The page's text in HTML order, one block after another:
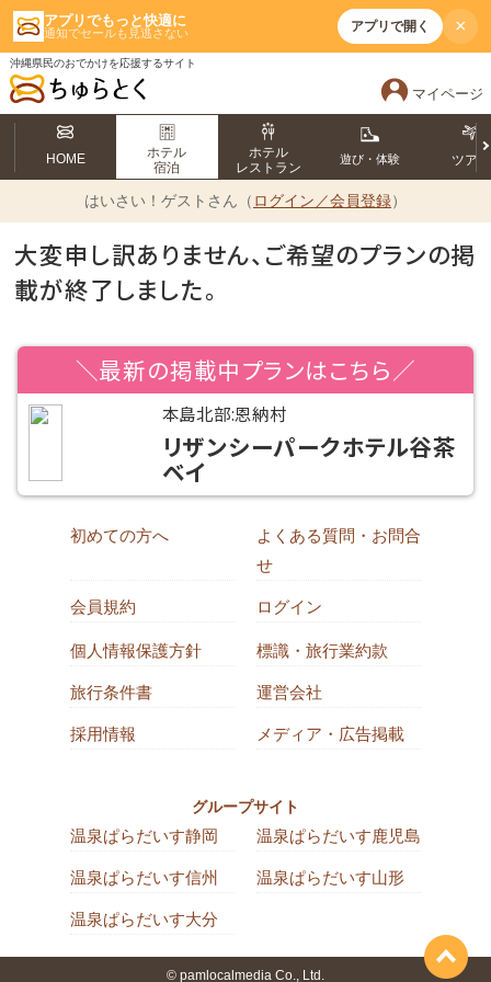
アプリでもっと快適に
通知でセールも見逃さない アプリで開く ×
沖縄県民のおでかけを応援するサイト
マイページ
HOME
ホテル
宿泊
ホテル
レストラン
遊び・体験 ツアー
はいさい！ ゲストさん（ ログイン／会員登録）
大変申し訳ありません、ご希望のプランの掲
載が終了しました。
＼最新の掲載中プランはこちら／
本島北部:恩納村
リザンシーパークホテル谷茶
ベイ
初めての方へ
よくある質問・お問合
せ
会員規約 ログイン
個人情報保護方針 標識・旅行業約款
旅行条件書 運営会社
採用情報 メディア・広告掲載
グループサイト
温泉ぱらだいす静岡 温泉ぱらだいす鹿児島
温泉ぱらだいす信州 温泉ぱらだいす山形
温泉ぱらだいす大分
© pamlocalmedia Co., Ltd.